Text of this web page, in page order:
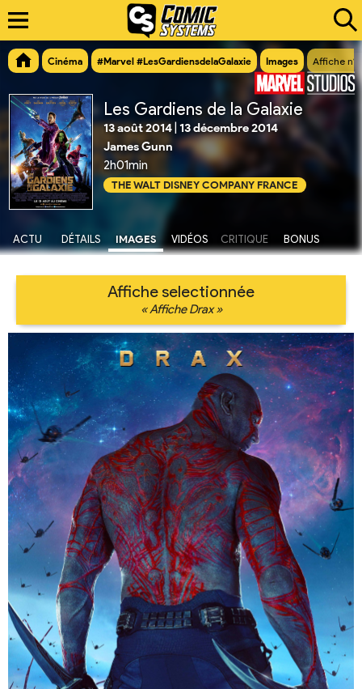
Cinéma #Marvel #LesGardiensdelaGalaxie Images Affiche
Les Gardiens de la Galaxie
13 août 2014 13 décembre 2014
James Gunn
2h01min
THE WALT DISNEY COMPANY FRANCE
ACTU DÉTAILS IMAGES VIDÉOS CRITIQUE BONUS
Affiche selectionnée
« Affiche Drax »